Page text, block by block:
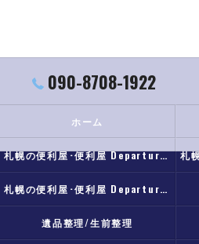
090-8708-1922
ホーム
札幌の便利屋･便利屋 Departureの口コミ情報
札幌の便利屋･便利屋 Departureのお客様の声
遺品整理/生前整理